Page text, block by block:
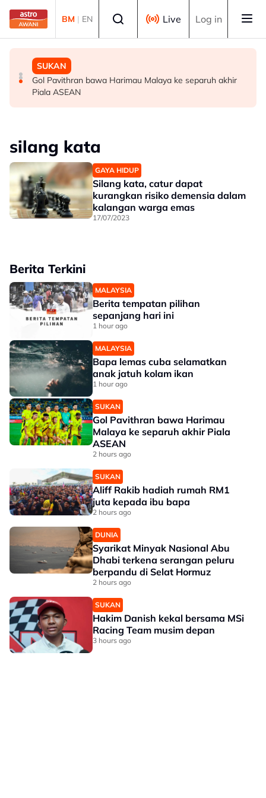
Skip to main content
BM | EN Live Log in
MALAYSIA
Berita tempatan pilihan sepanjang hari ini
MALAYSIA
Bapa lemas cuba selamatkan anak jatuh kolam ikan
SUKAN
Gol Pavithran bawa Harimau Malaya ke separuh akhir
Piala ASEAN
silang kata
GAYA HIDUP
Silang kata, catur dapat
kurangkan risiko demensia dalam
kalangan warga emas
17/07/2023
Berita Terkini
MALAYSIA
Berita tempatan pilihan
sepanjang hari ini
1 hour ago
MALAYSIA
Bapa lemas cuba selamatkan
anak jatuh kolam ikan
1 hour ago
SUKAN
Gol Pavithran bawa Harimau
Malaya ke separuh akhir Piala
ASEAN
2 hours ago
SUKAN
Aliff Rakib hadiah rumah RM1
juta kepada ibu bapa
2 hours ago
DUNIA
Syarikat Minyak Nasional Abu
Dhabi terkena serangan peluru
berpandu di Selat Hormuz
2 hours ago
SUKAN
Hakim Danish kekal bersama MSi
Racing Team musim depan
3 hours ago